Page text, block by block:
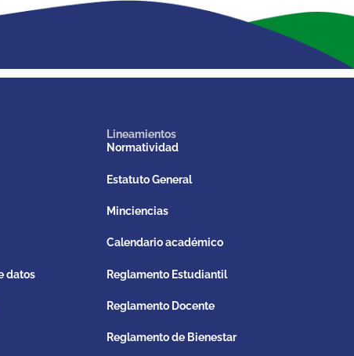
datos
Lineamientos
Normatividad
Estatuto General
Minciencias
Calendario académico
Reglamento Estudiantil
Reglamento Docente
Reglamento de Bienestar